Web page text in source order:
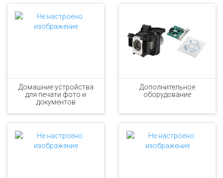
Домашние устройства
для печати фото и
документов
Дополнительное
оборудование